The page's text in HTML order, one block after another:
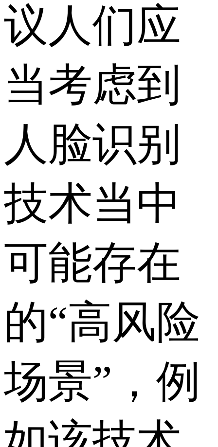
议人们应
当考虑到
人脸识别
技术当中
可能存在
的“高风险
场景”，例